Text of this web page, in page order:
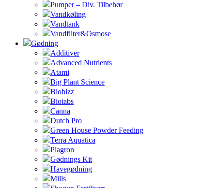
Pumper – Div. Tilbehør
Vandkøling
Vandtank
Vandfilter&Osmose
Gødning
Additiver
Advanced Nutrients
Atami
Big Plant Science
Biobizz
Biotabs
Canna
Dutch Pro
Green House Powder Feeding
Terra Aquatica
Plagron
Gødnings Kit
Havegødning
Mills